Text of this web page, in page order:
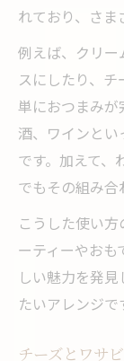
ワサ
クリーム
ワサ
クリ
ップ
ワサ
わさ
大
ワサ
用法
れており、さま
例えば、クリー
スにしたり、
単におつまみが
酒、ワインと
です。加えて、
でもその組み合
こうした使い
ーティーやおも
しい魅力を発
たいアレンジで
チーズとワサ